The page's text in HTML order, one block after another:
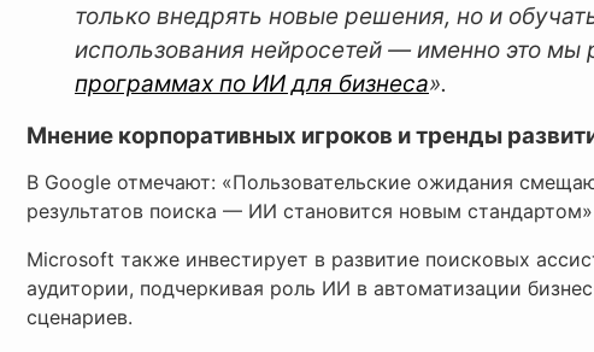
только внедрять новые решения, но и
использования нейросетей — именно это мы
программах по ИИ для бизнеса».
Мнение корпоративных игроков и тренды
В Google отмечают: «Пользовательские ожидания
результатов поиска — ИИ становится новым
Microsoft также инвестирует в развитие поисковых
аудитории, подчеркивая роль ИИ в автоматизации
сценариев.